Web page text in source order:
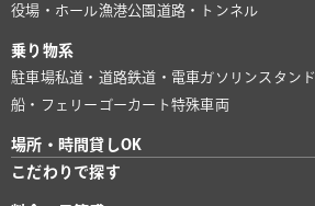
役場・ホール漁港公園 道路・トンネル
乗り物系
駐車場私道・道路鉄道・電車ガソリンスタンド
船・フェリー ゴーカート特殊車両
場所・時間貸しOK
こだわりで探す